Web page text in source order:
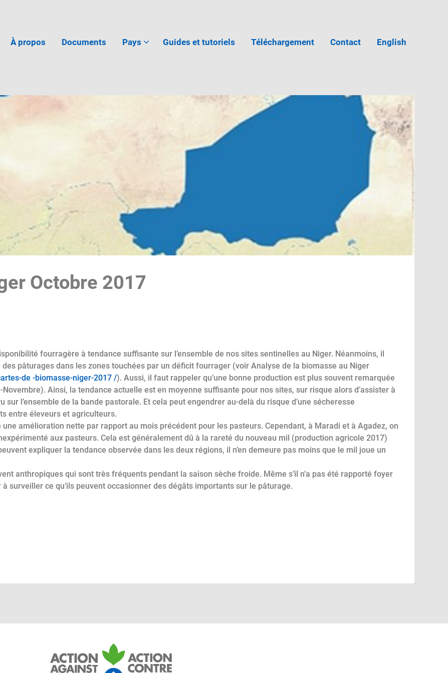
À propos Documents Pays Guides et tutoriels Téléchargement Contact English
Octobre 2017
fourragère à tendance suffisante sur l’ensemble de nos sites sentinelles au Niger. Néanmoins, il
pâturages dans les zones touchées par un déficit fourrager (voir Analyse de la biomasse au Niger
de -biomasse-niger-2017 /).Aussi, il faut rappeler qu’une bonne production est plus souvent remarquée
Novembre).Ainsi, la tendance actuelle est en moyenne suffisante pour nos sites, sur risque alors d’assister à
l’ensemble de la bande pastorale. Et cela peut engendrer au-delà du risque d’une sécheresse
entre éleveurs et agriculteurs.
une amélioration nette par rapport au mois précédent pour les pasteurs.Cependant, à Maradi et à Agadez, on
aux pasteurs.Cela est généralement dû à la rareté du nouveau mil (production agricole 2017)
expliquer la tendance observée dans les deux régions, il n’en demeure pas moins que le mil joue un
anthropiques qui sont très fréquents pendant la saison sèche froide. Même s’il n’a pas été rapporté foyer
surveiller ce qu’ils peuvent occasionner des dégâts importants sur le pâturage.